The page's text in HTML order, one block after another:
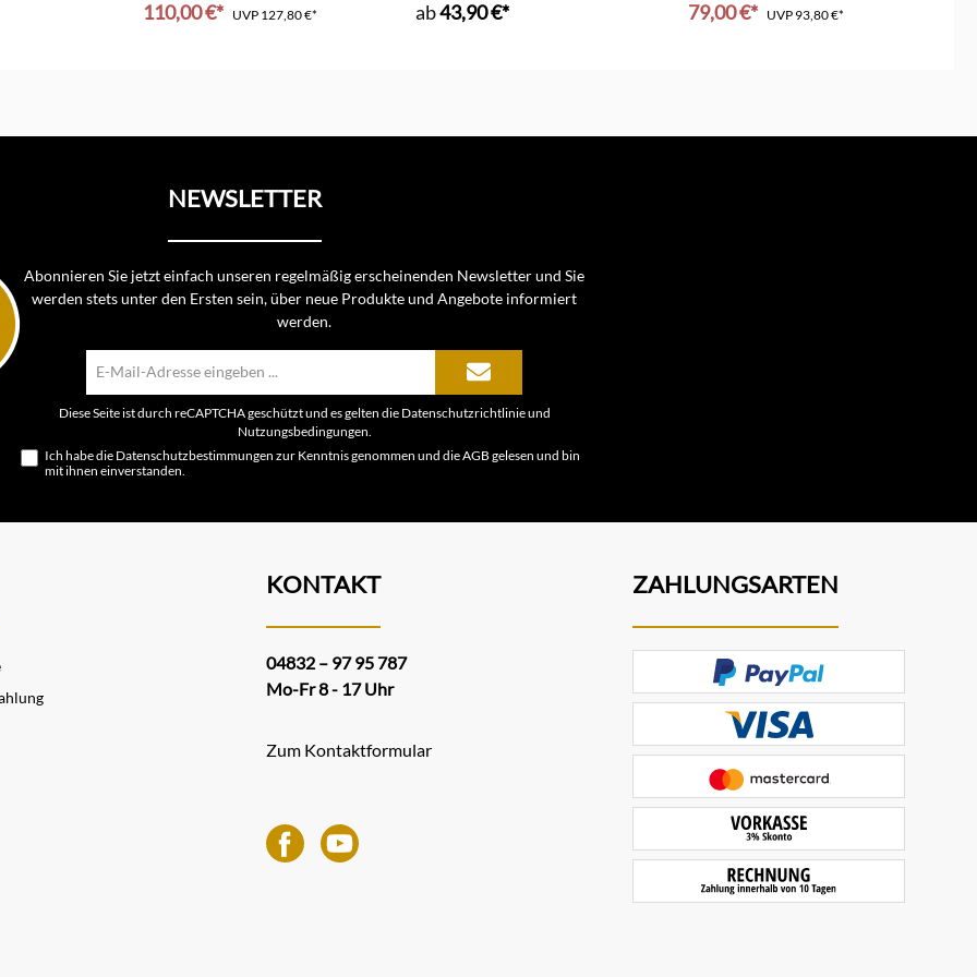
110,00 €* UVP 127,80 €* ab43,90 €* 79,00 €* UVP 93,80 €*
NEWSLETTER
Abonnieren Sie jetzt einfach unseren regelmäßig erscheinenden Newsletter und Sie
werden stets unter den Ersten sein, über neue Produkte und Angebote informiert
werden.
Mail-
Adresse*
Diese Seite ist durch reCAPTCHA geschützt und es gelten die Datenschutzrichtlinieund
Nutzungsbedingungen
Ich habe die Datenschutzbestimmungen zur Kenntnis genommen und dieAGB gelesen und bin
mit ihnen einverstanden.
KONTAKT
04832 – 97 95 787
Mo-Fr 8 - 17 Uhr
Zum Kontaktformular
ZAHLUNGSARTEN